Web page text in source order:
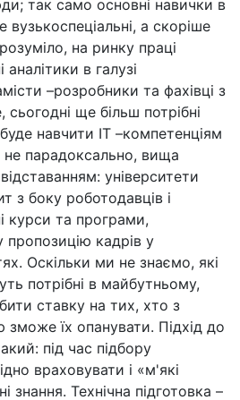
так само основні навички в
вузькоспеціальні, а скоріше
на ринку праці
аналітики в галузі
–розробники та фахівці з
ще більш потрібні
навчити ІТ –компетенціям
не парадоксально, вища
університети
з боку роботодавців і
курси та програми,
кадрів у
Оскільки ми не знаємо, які
потрібні в майбутньому,
ставку на тих, хто з
зможе їх опанувати. Підхід до
під час підбору
враховувати і «м'які
знання. Технічна підготовка –